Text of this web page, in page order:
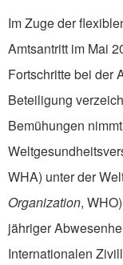
Im Zuge der
Amtsantritt im Mai
Fortschritte bei der
Beteiligung
Bemühungen
WHA) unter der
Organization,
jähriger
Internationalen